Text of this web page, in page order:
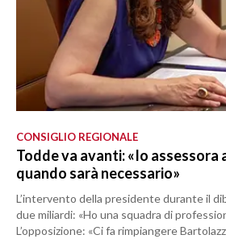
CONSIGLIO REGIONALE
Todde va avanti: «Io assessora
quando sarà necessario»
L’intervento della presidente durante il
due miliardi: «Ho una squadra di
L’opposizione: «Ci fa rimpiangere